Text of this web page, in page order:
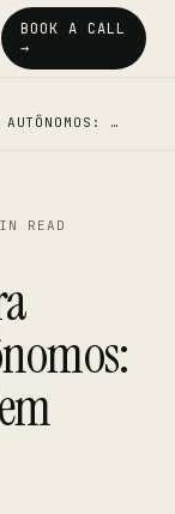
BOOK A CALL
→
…
READ